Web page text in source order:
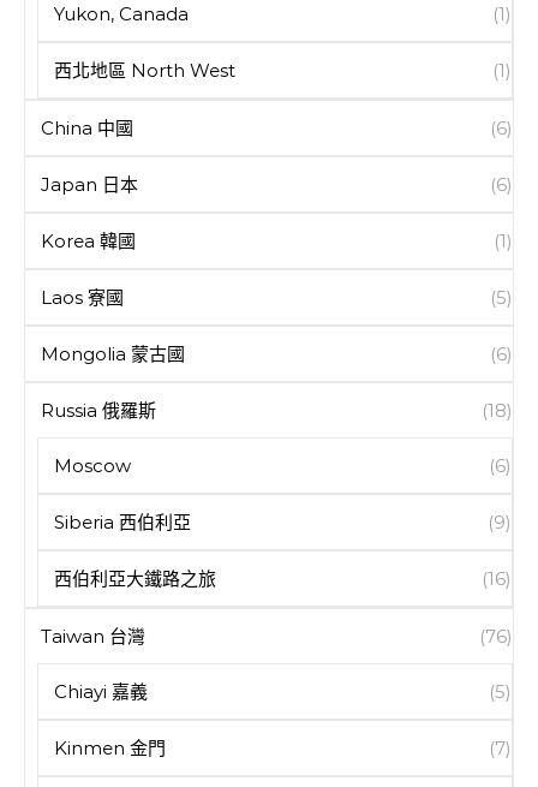
Yukon, Canada (1)
西北地區 North West (1)
China 中國 (6)
Japan 日本 (6)
Korea 韓國 (1)
Laos 寮國 (5)
Mongolia 蒙古國 (6)
Russia 俄羅斯 (18)
Moscow (6)
Siberia 西伯利亞 (9)
西伯利亞大鐵路之旅 (16)
Taiwan 台灣 (76)
Chiayi 嘉義 (5)
Kinmen 金門 (7)